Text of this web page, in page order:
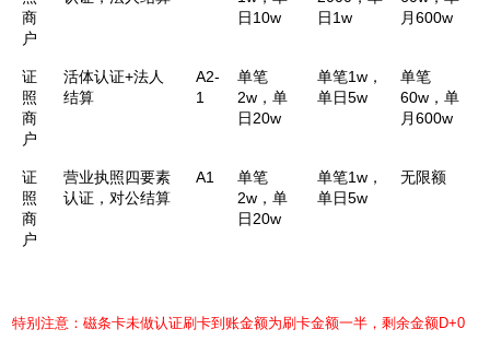
商
户
日10w
日1w
月600w
证
照
商
户
活体认证+法人
结算
A2-
1
单笔
2w，单
日20w
单笔1w，
单日5w
单笔
60w，单
月600w
证
照
商
户
营业执照四要素
认证，对公结算
A1
单笔
2w，单
日20w
单笔1w，
单日5w
无限额
特别注意：磁条卡未做认证刷卡到账金额为刷卡金额一半，剩余金额D+0